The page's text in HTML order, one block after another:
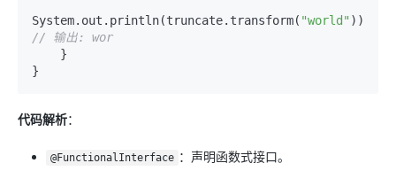
System.out.println(truncate.transform( "world"
// 输出: wor
代码解析：
@FunctionalInterface ：声明函数式接口。